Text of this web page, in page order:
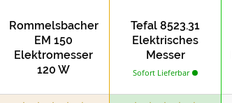
Rommelsbacher
EM 150
Elektromesser
120 W
Tefal 8523.31
Elektrisches
Messer
Sofort Lieferbar